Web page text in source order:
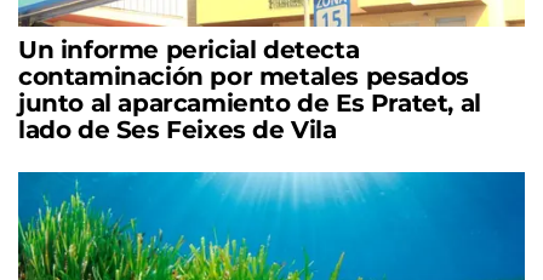
Un informe pericial detecta
contaminación por metales pesados
junto al aparcamiento de Es Pratet, al
lado de Ses Feixes de Vila